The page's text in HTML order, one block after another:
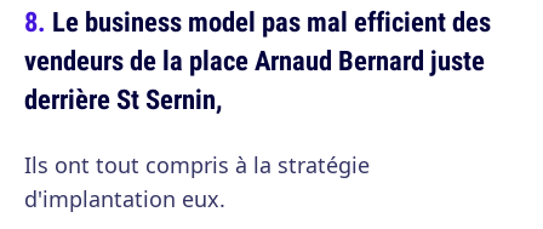
Le business model pas mal efficient des
vendeurs de la place Arnaud Bernard juste
derrière St Sernin,
Ils ont tout compris à la stratégie
d'implantation eux.